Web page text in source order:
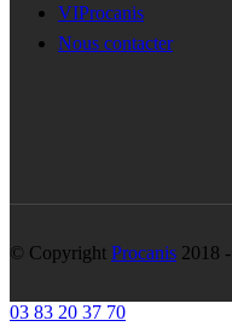
VIProcanis
Nous contacter
© Copyright Procanis 2018 -
03 83 20 37 70